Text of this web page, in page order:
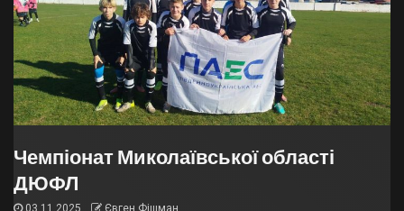
Чемпіонат Миколаївської області
ДЮФЛ
03.11.2025 Євген Фішман